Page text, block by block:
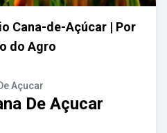
Cana-de-Açúcar | Por
do Agro
Açucar
De Açucar